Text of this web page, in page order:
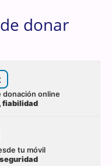
donar
donación online
fiabilidad
tu móvil